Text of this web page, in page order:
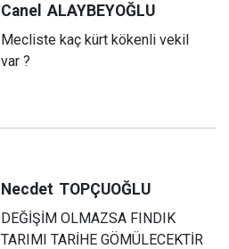
Canel ALAYBEYOĞLU
Mecliste kaç kürt kökenli vekil
var ?
Necdet TOPÇUOĞLU
DEĞİŞİM OLMAZSA FINDIK
TARIMI TARİHE GÖMÜLECEKTİR